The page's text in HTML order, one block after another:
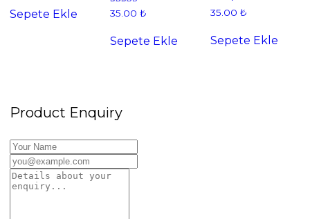
Sepete Ekle
5 üzerinden
35.00₺
Sepete Ekle
35.00₺
Sepete Ekle
Product Enquiry